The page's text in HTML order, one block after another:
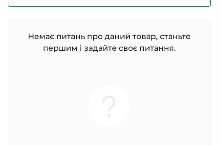
Немає питань про даний товар, станьте
першим і задайте своє питання.